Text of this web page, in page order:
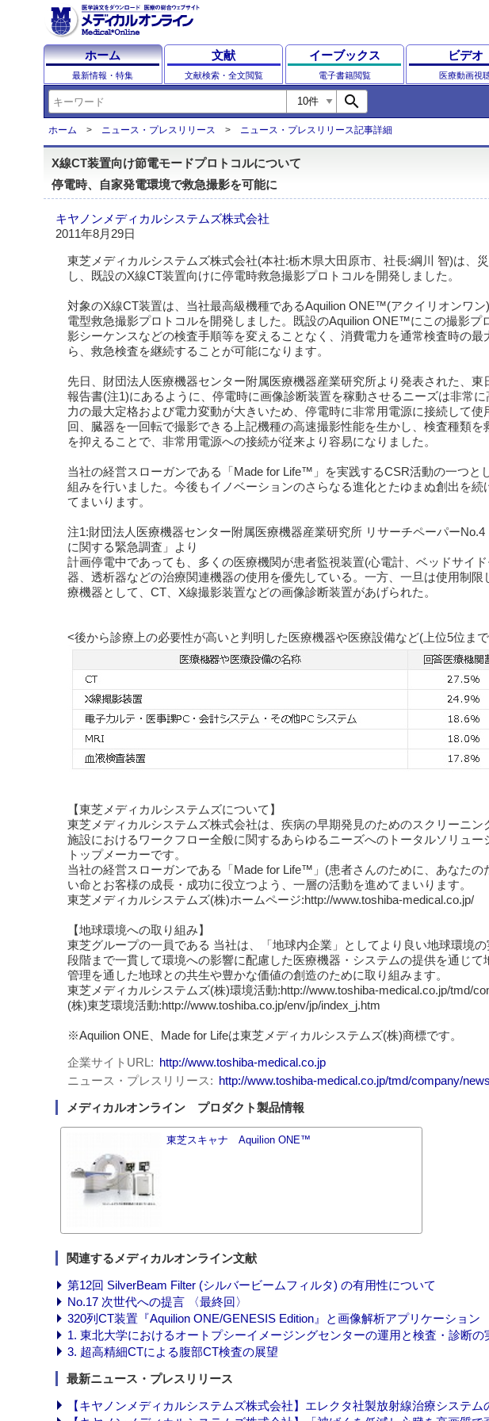
ホーム
最新情報・特集
文献
文献検索・全文閲覧
イーブックス
電子書籍閲覧
ビデオ
医療動画視
search
ホーム ニュース・プレスリリース ニュース・プレスリリース記事詳細
X線CT装置向け節電モードプロトコルについて
停電時、自家発電環境で救急撮影を可能に
キヤノンメディカルシステムズ株式会社
2011年8月29日
東芝メディカルシステムズ株式会社(本社:栃木県大田原市、社長:綱川 智)は、
し、既設のX線CT装置向けに停電時救急撮影プロトコルを開発しました。
対象のX線CT装置は、当社最高級機種であるAquilion ONE™(アクイリオンワ
電型救急撮影プロトコルを開発しました。既設のAquilion ONE™にこの撮影
影シーケンスなどの検査手順等を変えることなく、消費電力を通常検査時の
ら、救急検査を継続することが可能になります。
先日、財団法人医療機器センター附属医療機器産業研究所より発表された、
報告書(注1)にあるように、停電時に画像診断装置を稼動させるニーズは非常
力の最大定格および電力変動が大きいため、停電時に非常用電源に接続して
回、臓器を一回転で撮影できる上記機種の高速撮影性能を生かし、検査種類
を抑えることで、非常用電源への接続が従来より容易になりました。
当社の経営スローガンである「Made for Life™」を実践するCSR活動の一つと
組みを行いました。今後もイノベーションのさらなる進化とたゆまぬ創出を
てまいります。
注1:財団法人医療機器センター附属医療機器産業研究所 リサーチペーパー
に関する緊急調査」より
計画停電中であっても、多くの医療機関が患者監視装置(心電計、ベッドサイ
器、透析器などの治療関連機器の使用を優先している。一方、一旦は使用制
療機器として、CT、X線撮影装置などの画像診断装置があげられた。
<後から診療上の必要性が高いと判明した医療機器や医療設備など(上位5位ま
【東芝メディカルシステムズについて】
東芝メディカルシステムズ株式会社は、疾病の早期発見のためのスクリーニ
施設におけるワークフロー全般に関するあらゆるニーズへのトータルソリュ
トップメーカーです。
当社の経営スローガンである「Made for Life™」(患者さんのために、あなた
い命とお客様の成長・成功に役立つよう、一層の活動を進めてまいります。
東芝メディカルシステムズ(株)ホームページ:http://www.toshiba-medical.co.jp/
【地球環境への取り組み】
東芝グループの一員である 当社は、「地球内企業」としてより良い地球環境
段階まで一貫して環境への影響に配慮した医療機器・システムの提供を通じ
管理を通した地球との共生や豊かな価値の創造のために取り組みます。
東芝メディカルシステムズ(株)環境活動:http://www.toshiba-medical.co.jp/tmd/
(株)東芝環境活動:http://www.toshiba.co.jp/env/jp/index_j.htm
※Aquilion ONE、Made for Lifeは東芝メディカルシステムズ(株)商標です。
企業サイトURL
http://www.toshiba-medical.co.jp
ニュース・プレスリリース
http://www.toshiba-medical.co.jp/tmd/company/
メディカルオンライン プロダクト製品情報
東芝スキャナ Aquilion ONE™
関連するメディカルオンライン文献
第12回 SilverBeam Filter (シルバービームフィルタ) の有用性について
No.17 次世代への提言 〈最終回〉
320列CT装置『Aquilion ONE/GENESIS Edition』と画像解析アプリケーション
1. 東北大学におけるオートプシーイメージングセンターの運用と検査・診断の
3. 超高精細CTによる腹部CT検査の展望
最新ニュース・プレスリリース
【キヤノンメディカルシステムズ株式会社】エレクタ社製放射線治療システ